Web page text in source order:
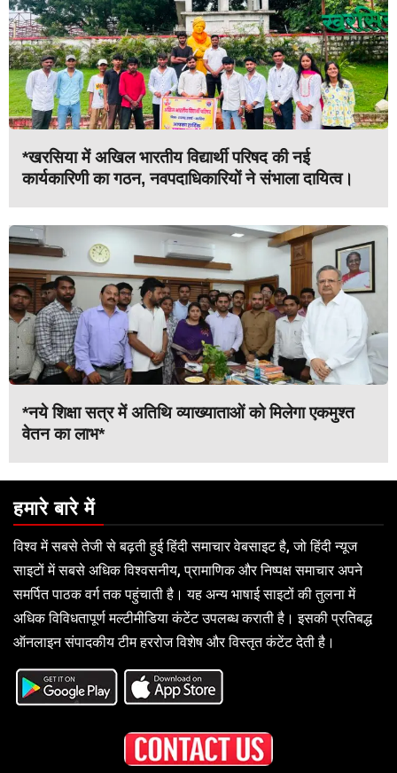
*खरसिया में अखिल भारतीय विद्यार्थी परिषद की नई
कार्यकारिणी का गठन, नवपदाधिकारियों ने संभाला दायित्व।
*नये शिक्षा सत्र में अतिथि व्याख्याताओं को मिलेगा एकमुश्त
वेतन का लाभ*
हमारे बारे में
विश्व में सबसे तेजी से बढ़ती हुई हिंदी समाचार वेबसाइट है, जो हिंदी न्यूज
साइटों में सबसे अधिक विश्वसनीय, प्रामाणिक और निष्पक्ष समाचार अपने
समर्पित पाठक वर्ग तक पहुंचाती है। यह अन्य भाषाई साइटों की तुलना में
अधिक विविधतापूर्ण मल्टीमीडिया कंटेंट उपलब्ध कराती है। इसकी प्रतिबद्ध
ऑनलाइन संपादकीय टीम हररोज विशेष और विस्तृत कंटेंट देती है।